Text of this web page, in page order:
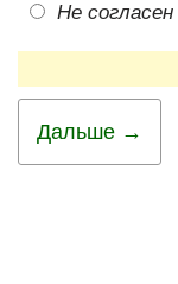
Не согласен
Дальше →